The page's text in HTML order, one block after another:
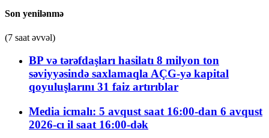
Son yenilənmə
(7 saat əvvəl)
BP və tərəfdaşları hasilatı 8 milyon ton
səviyyəsində saxlamaqla AÇG-yə kapital
qoyuluşlarını 31 faiz artırıblar
Media icmalı: 5 avqust saat 16:00-dan 6 avqust
2026-cı il saat 16:00-dək